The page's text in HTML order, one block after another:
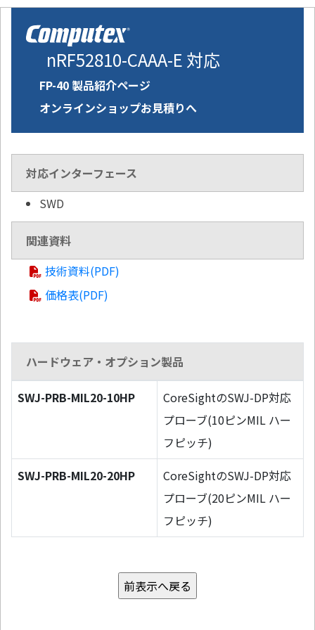
nRF52810-CAAA-E 対応
FP-40 製品紹介ページ
オンラインショップお見積りへ
対応インターフェース
SWD
関連資料
技術資料(PDF)
価格表(PDF)
ハードウェア・オプション製品
SWJ-PRB-MIL20-10HP
CoreSightのSWJ-DP対応
プローブ(10ピンMIL ハー
フピッチ)
SWJ-PRB-MIL20-20HP
CoreSightのSWJ-DP対応
プローブ(20ピンMIL ハー
フピッチ)